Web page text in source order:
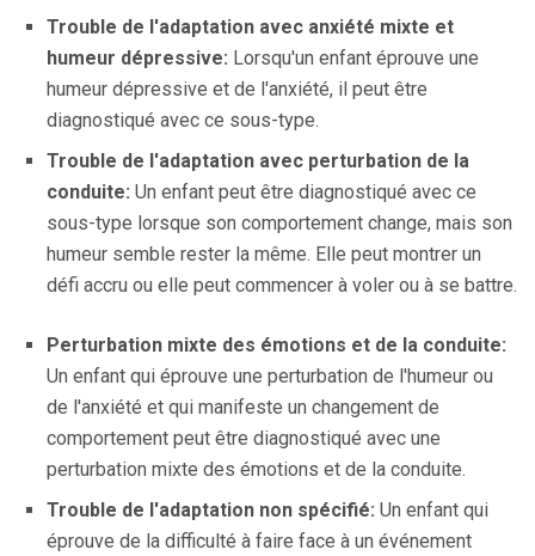
Trouble de l'adaptation avec anxiété mixte et
humeur dépressive: Lorsqu'un enfant éprouve une
humeur dépressive et de l'anxiété, il peut être
diagnostiqué avec ce sous-type.
Trouble de l'adaptation avec perturbation de la
conduite: Un enfant peut être diagnostiqué avec ce
sous-type lorsque son comportement change, mais son
humeur semble rester la même. Elle peut montrer un
défi accru ou elle peut commencer à voler ou à se battre.
Perturbation mixte des émotions et de la conduite:
Un enfant qui éprouve une perturbation de l'humeur ou
de l'anxiété et qui manifeste un changement de
comportement peut être diagnostiqué avec une
perturbation mixte des émotions et de la conduite.
Trouble de l'adaptation non spécifié: Un enfant qui
éprouve de la difficulté à faire face à un événement